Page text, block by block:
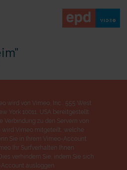
wird von Vimeo, Inc., 555 West
York 10011, USA bereitgestellt.
Verbindung zu den Servern von
wird Vimeo mitgeteilt, welche
Sie in Ihrem Vimeo-Account
Ihr Surfverhalten Ihnen
verhindern Sie, indem Sie sich
ausloggen.